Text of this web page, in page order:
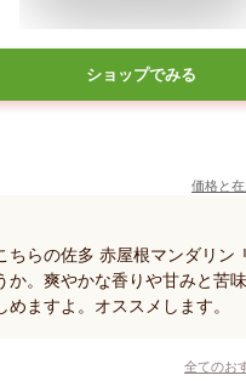
ショップでみる
価格と
ちらの佐多 赤屋根マンダリン
か。爽やかな香りや甘みと苦
めますよ。オススメします。
全てのお